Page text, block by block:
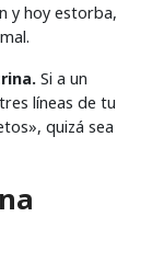
y hoy estorba,
Si a un
líneas de tu
quizá sea